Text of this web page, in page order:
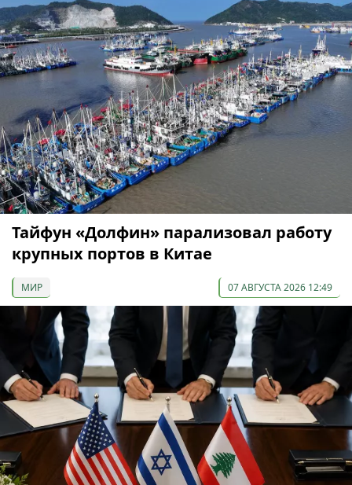
Тайфун «Долфин» парализовал работу
крупных портов в Китае
МИР 07 АВГУСТА 2026 12:49